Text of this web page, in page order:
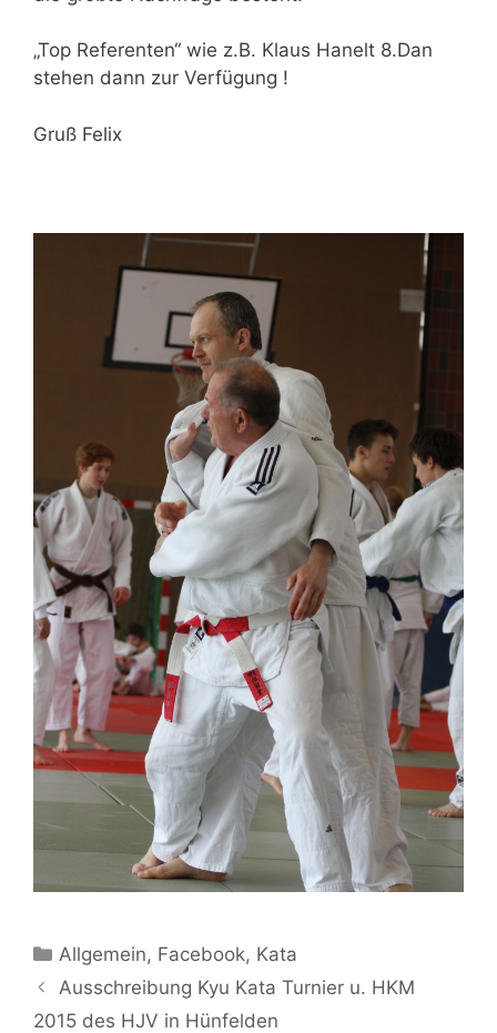
„Top Referenten“ wie z.B. Klaus Hanelt 8.Dan
stehen dann zur Verfügung !
Gruß Felix
Kategorien
Allgemein, Facebook, Kata
Beitrags-
Navigation
Ausschreibung Kyu Kata Turnier u. HKM
2015 des HJV in Hünfelden